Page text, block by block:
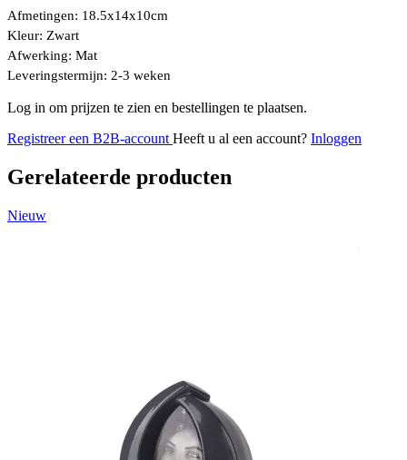
Afmetingen: 18.5x14x10cm
Kleur: Zwart
Afwerking: Mat
Leveringstermijn: 2-3 weken
Log in om prijzen te zien en bestellingen te plaatsen.
Registreer een B2B-account Heeft u al een account? Inloggen
Gerelateerde producten
Nieuw